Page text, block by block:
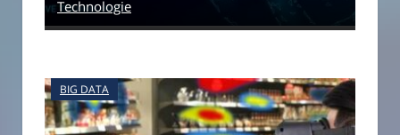
Technologie
BIG DATA